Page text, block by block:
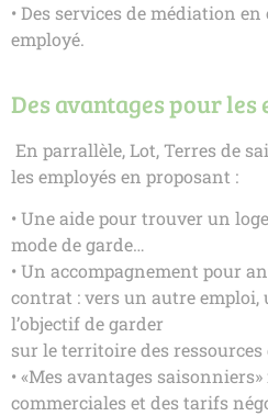
• Des services de médiation
employé.
Des avantages pour les
En parrallèle, Lot, Terres de
les employés en proposant :
• Une aide pour trouver un
mode de garde…
• Un accompagnement pour
contrat : vers un autre
l’objectif de garder
sur le territoire des ressources
• «Mes avantages
commerciales et des tarifs